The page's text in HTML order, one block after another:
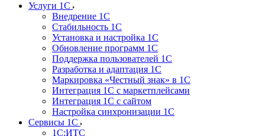
Услуги 1С
Внедрение 1С
Стабильность 1С
Установка и настройка 1С
Обновление программ 1С
Поддержка пользователей 1С
Разработка и адаптация 1С
Маркировка «Честный знак» в 1С
Интеграция 1С с маркетплейсами
Интеграция 1С с сайтом
Настройка синхронизации 1С
Сервисы 1С
1С:ИТС